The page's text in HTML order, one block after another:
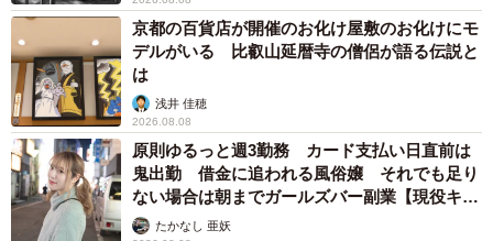
京都の百貨店が開催のお化け屋敷のお化けにモ
デルがいる 比叡山延暦寺の僧侶が語る伝説と
は
浅井 佳穂
2026.08.08
原則ゆるっと週3勤務 カード支払い日直前は
鬼出勤 借金に追われる風俗嬢 それでも足り
ない場合は朝までガールズバー副業【現役キャ
ストに取材】
たかなし 亜妖